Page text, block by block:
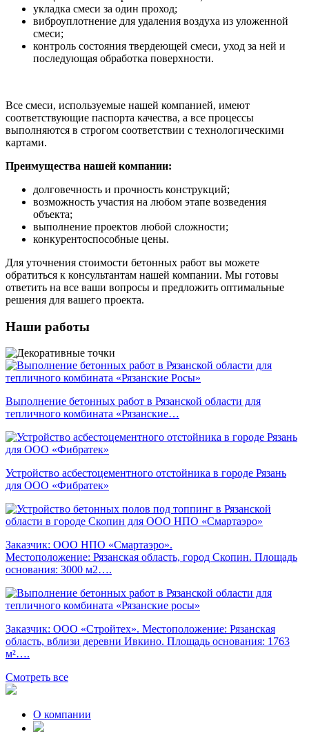
укладка смеси за один проход;
виброуплотнение для удаления воздуха из уложенной
смеси;
контроль состояния твердеющей смеси, уход за ней и
последующая обработка поверхности.
Все смеси, используемые нашей компанией, имеют
соответствующие паспорта качества, а все процессы
выполняются в строгом соответствии с технологическими
картами.
Преимущества нашей компании:
долговечность и прочность конструкций;
возможность участия на любом этапе возведения
объекта;
выполнение проектов любой сложности;
конкурентоспособные цены.
Для уточнения стоимости бетонных работ вы можете
обратиться к консультантам нашей компании. Мы готовы
ответить на все ваши вопросы и предложить оптимальные
решения для вашего проекта.
Наши работы
Выполнение бетонных работ в Рязанской области для
тепличного комбината «Рязанские…
Устройство асбестоцементного отстойника в городе Рязань
для ООО «Фибратек»
Заказчик: ООО НПО «Смартаэро».
Местоположение: Рязанская область, город Скопин. Площадь
основания: 3000 м2….
Заказчик: ООО «Стройтех». Местоположение: Рязанская
область, вблизи деревни Ивкино. Площадь основания: 1763
м²….
Смотреть все
О компании